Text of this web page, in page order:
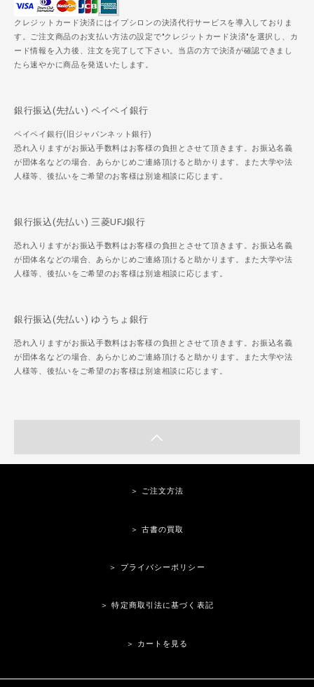
クレジットカード決済にはイプシロンの決済代行サービスを導入しておりま
す。ご注文商品のお支払い方法の設定で"クレジットカード決済"を選択し、カ
ード情報を入力後、注文を完了して下さい。当店の方で決済が確認できまし
たら速やかに商品を発送いたします。
銀行振込(先払い) ペイペイ銀行
ペイペイ銀行(旧ジャパンネット銀行)
恐れ入りますがお振込手数料はお客様の負担とさせて頂きます。お振込名義
が団体名などの場合、あらかじめご連絡頂けると助かります。また大学や法
人様等、後払いをご希望のお客様は別途相談に応じます。
銀行振込(先払い) 三菱UFJ銀行
恐れ入りますがお振込手数料はお客様の負担とさせて頂きます。お振込名義
が団体名などの場合、あらかじめご連絡頂けると助かります。また大学や法
人様等、後払いをご希望のお客様は別途相談に応じます。
銀行振込(先払い) ゆうちょ銀行
恐れ入りますがお振込手数料はお客様の負担とさせて頂きます。お振込名義
が団体名などの場合、あらかじめご連絡頂けると助かります。また大学や法
人様等、後払いをご希望のお客様は別途相談に応じます。
＞ ご注文方法
＞ 古書の買取
＞ プライバシーポリシー
＞ 特定商取引法に基づく表記
＞ カートを見る